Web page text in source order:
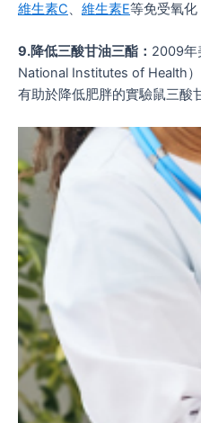
維生素C、 維生素E等免受氧化
9.降低三酸甘油三酯： 2009年
National Institutes of Health
有助於降低肥胖的實驗鼠三酸